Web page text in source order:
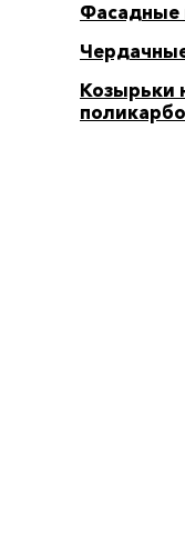
Фасадные
Козырьки